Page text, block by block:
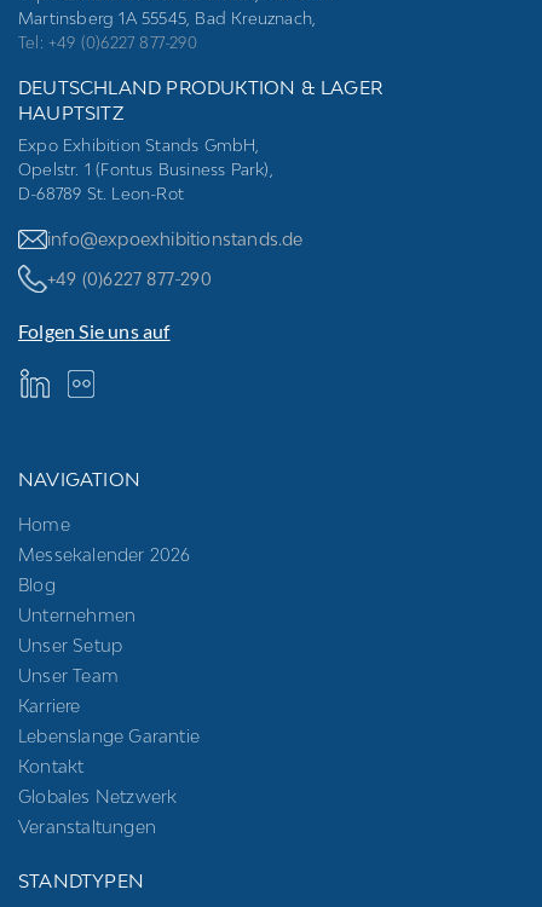
Martinsberg 1A 55545, Bad Kreuznach,
Tel: +49 (0)6227 877-290
DEUTSCHLAND PRODUKTION & LAGER
HAUPTSITZ
Expo Exhibition Stands GmbH,
Opelstr. 1 (Fontus Business Park),
D-68789 St. Leon-Rot
info@expoexhibitionstands.de
+49 (0)6227 877-290
Folgen Sie uns auf
NAVIGATION
Home
Messekalender 2026
Blog
Unternehmen
Unser Setup
Unser Team
Karriere
Lebenslange Garantie
Kontakt
Globales Netzwerk
Veranstaltungen
STANDTYPEN